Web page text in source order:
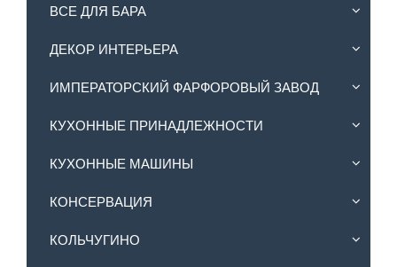
ВСЕ ДЛЯ БАРА
ДЕКОР ИНТЕРЬЕРА
ИМПЕРАТОРСКИЙ ФАРФОРОВЫЙ ЗАВОД
КУХОННЫЕ ПРИНАДЛЕЖНОСТИ
КУХОННЫЕ МАШИНЫ
КОНСЕРВАЦИЯ
КОЛЬЧУГИНО